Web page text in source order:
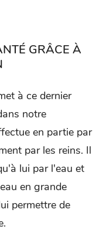
GRÂCE À
à ce dernier
notre
en partie par
par les reins. Il
lui par l'eau et
en grande
permettre de